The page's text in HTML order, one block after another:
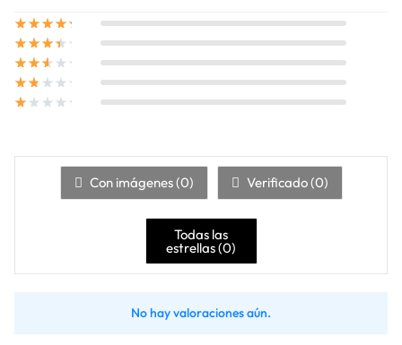
Con imágenes (0) Verificado (0)
Todas las
estrellas (0)
No hay valoraciones aún.